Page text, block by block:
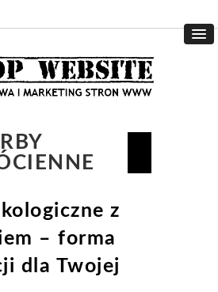
z
– forma
dla Twojej